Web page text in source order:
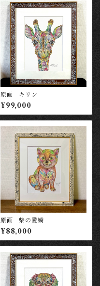
原画 キリン
¥99,000
原画 柴の愛嬌
¥88,000